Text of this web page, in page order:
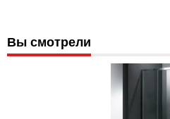
Вы смотрели